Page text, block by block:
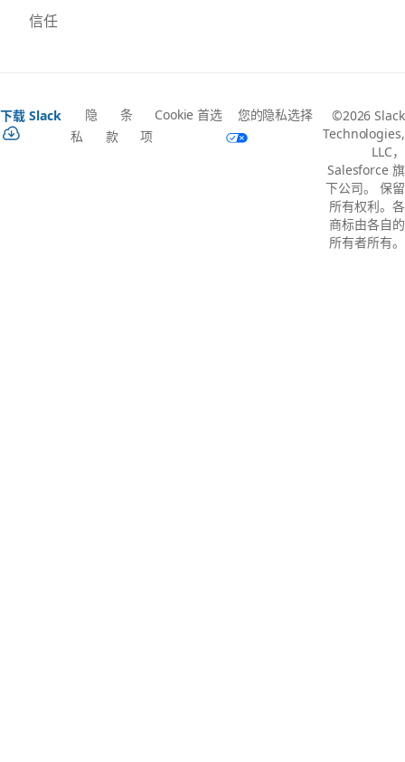
信任
下载 Slack
隐
私
条
款
Cookie 首选
项
您的隐私选择
©2026 Slack
Technologies,
LLC，
Salesforce 旗
下公司。 保留
所有权利。各
商标由各自的
所有者所有。